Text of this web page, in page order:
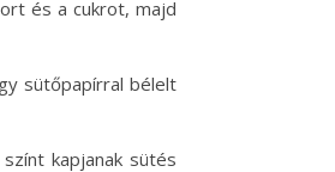
és a cukrot, majd
sütőpapírral bélelt
kapjanak sütés